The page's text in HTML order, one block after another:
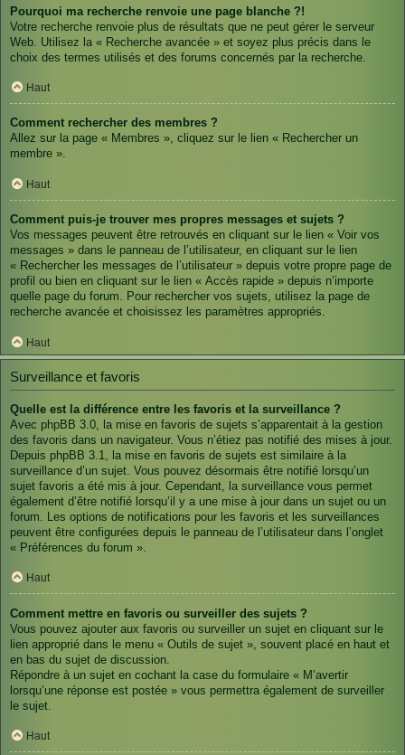
Pourquoi ma recherche renvoie une page blanche ?!
Votre recherche renvoie plus de résultats que ne peut gérer le serveur
Web. Utilisez la « Recherche avancée » et soyez plus précis dans le
choix des termes utilisés et des forums concernés par la recherche.
Haut
Comment rechercher des membres ?
Allez sur la page « Membres », cliquez sur le lien « Rechercher un
membre ».
Haut
Comment puis-je trouver mes propres messages et sujets ?
Vos messages peuvent être retrouvés en cliquant sur le lien « Voir vos
messages » dans le panneau de l’utilisateur, en cliquant sur le lien
« Rechercher les messages de l’utilisateur » depuis votre propre page de
profil ou bien en cliquant sur le lien « Accès rapide » depuis n’importe
quelle page du forum. Pour rechercher vos sujets, utilisez la page de
recherche avancée et choisissez les paramètres appropriés.
Haut
Surveillance et favoris
Quelle est la différence entre les favoris et la surveillance ?
Avec phpBB 3.0, la mise en favoris de sujets s’apparentait à la gestion
des favoris dans un navigateur. Vous n’étiez pas notifié des mises à jour.
Depuis phpBB 3.1, la mise en favoris de sujets est similaire à la
surveillance d’un sujet. Vous pouvez désormais être notifié lorsqu’un
sujet favoris a été mis à jour. Cependant, la surveillance vous permet
également d’être notifié lorsqu’il y a une mise à jour dans un sujet ou un
forum. Les options de notifications pour les favoris et les surveillances
peuvent être configurées depuis le panneau de l’utilisateur dans l’onglet
« Préférences du forum ».
Haut
Comment mettre en favoris ou surveiller des sujets ?
Vous pouvez ajouter aux favoris ou surveiller un sujet en cliquant sur le
lien approprié dans le menu « Outils de sujet », souvent placé en haut et
en bas du sujet de discussion.
Répondre à un sujet en cochant la case du formulaire « M’avertir
lorsqu’une réponse est postée » vous permettra également de surveiller
le sujet.
Haut